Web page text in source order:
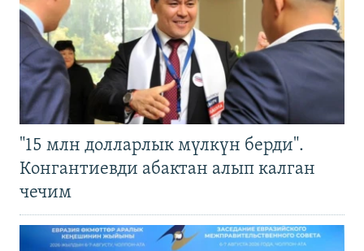
"15 млн долларлык мүлкүн берди".
Конгантиевди абактан алып калган
чечим